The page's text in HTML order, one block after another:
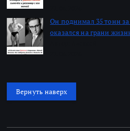
Он поднимал 35 тонн за
оказался на грани
Вернуть наверх